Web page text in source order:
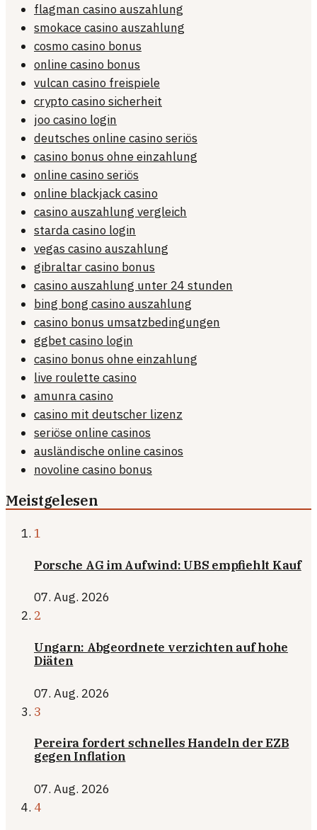
flagman casino auszahlung
smokace casino auszahlung
cosmo casino bonus
online casino bonus
vulcan casino freispiele
crypto casino sicherheit
joo casino login
deutsches online casino seriös
casino bonus ohne einzahlung
online casino seriös
online blackjack casino
casino auszahlung vergleich
starda casino login
vegas casino auszahlung
gibraltar casino bonus
casino auszahlung unter 24 stunden
bing bong casino auszahlung
casino bonus umsatzbedingungen
ggbet casino login
casino bonus ohne einzahlung
live roulette casino
amunra casino
casino mit deutscher lizenz
seriöse online casinos
ausländische online casinos
novoline casino bonus
Meistgelesen
1
Porsche AG im Aufwind: UBS empfiehlt Kauf
07. Aug. 2026
2
Ungarn: Abgeordnete verzichten auf hohe
Diäten
07. Aug. 2026
3
Pereira fordert schnelles Handeln der EZB
gegen Inflation
07. Aug. 2026
4